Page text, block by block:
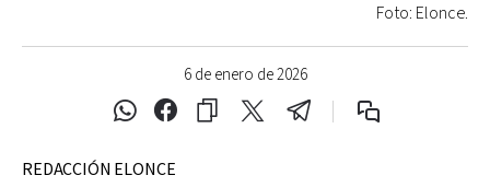
6 de enero de 2026
Foto: Elonce.
REDACCIÓN ELONCE